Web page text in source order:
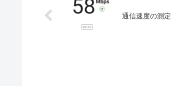
通信速度の測定